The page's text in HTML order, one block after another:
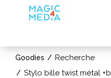
Goodies
Recherche
Stylo bille twist métal